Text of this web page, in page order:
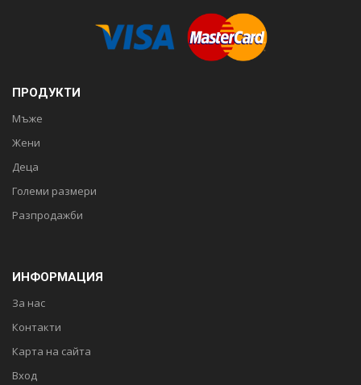
ПРОДУКТИ
Мъже
Жени
Деца
Големи размери
Разпродажби
ИНФОРМАЦИЯ
За нас
Контакти
Карта на сайта
Вход